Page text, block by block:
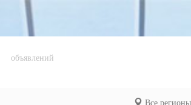
объявлений
Все регионы